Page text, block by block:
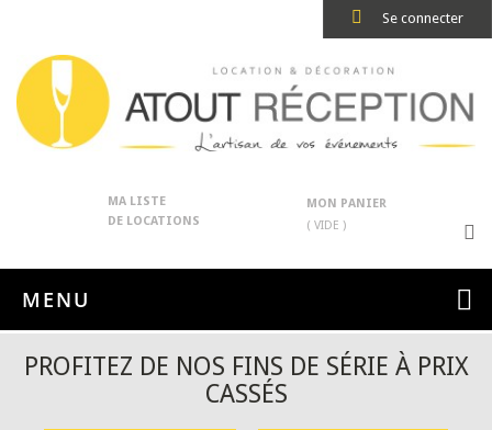
Se connecter
MA LISTE
DE LOCATIONS
MON PANIER
( VIDE )
MENU
PROFITEZ DE NOS FINS DE SÉRIE À PRIX
CASSÉS